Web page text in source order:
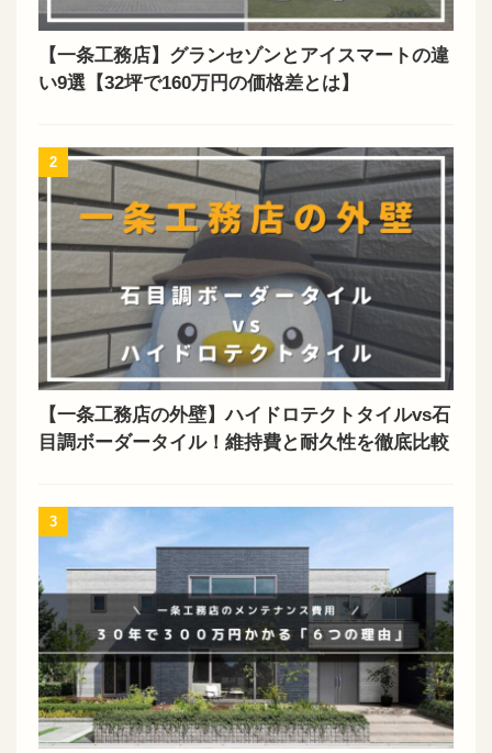
【一条工務店】グランセゾンとアイスマートの違
い9選【32坪で160万円の価格差とは】
2
【一条工務店の外壁】ハイドロテクトタイルvs石
目調ボーダータイル！維持費と耐久性を徹底比較
3